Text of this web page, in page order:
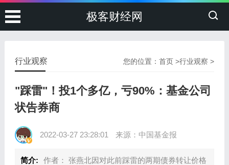
极客财经网
您的位置：首页 >行业观察 >
行业观察
"踩雷"！投1个多亿，亏90%：基金公司
状告券商
2022-03-27 23:28:01 来源：中国基金报
简介:
作者： 张燕北因对此前踩雷的两期债券转让价格